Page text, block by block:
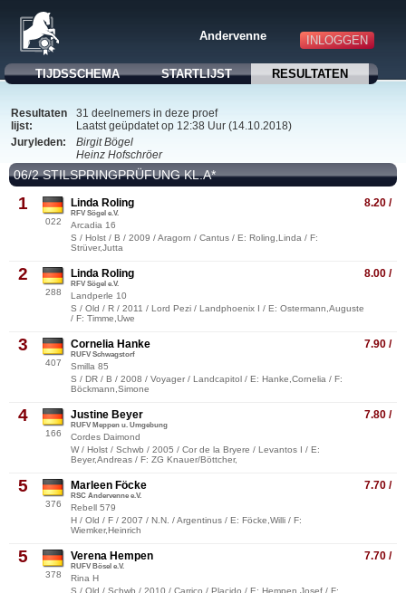
INLOGGEN
Andervenne
TIJDSSCHEMA STARTLIJST RESULTATEN
Resultaten
lijst:
31 deelnemers in deze proef
Laatst geüpdatet op 12:38 Uur (14.10.2018)
Juryleden:
Birgit Bögel
Heinz Hofschröer
06/2 STILSPRINGPRÜFUNG KL.A*
1
022
8.20 /
Linda Roling
RFV Sögel e.V.
Arcadia 16
S / Holst / B / 2009 / Aragorn / Cantus / E: Roling,Linda / F:
Strüver,Jutta
2
288
8.00 /
Linda Roling
RFV Sögel e.V.
Landperle 10
S / Old / R / 2011 / Lord Pezi / Landphoenix I / E: Ostermann,Auguste
/ F: Timme,Uwe
3
407
7.90 /
Cornelia Hanke
RUFV Schwagstorf
Smilla 85
S / DR / B / 2008 / Voyager / Landcapitol / E: Hanke,Cornelia / F:
Böckmann,Simone
4
166
7.80 /
Justine Beyer
RUFV Meppen u. Umgebung
Cordes Daimond
W / Holst / Schwb / 2005 / Cor de la Bryere / Levantos I / E:
Beyer,Andreas / F: ZG Knauer/Böttcher,
5
376
7.70 /
Marleen Föcke
RSC Andervenne e.V.
Rebell 579
H / Old / F / 2007 / N.N. / Argentinus / E: Föcke,Willi / F:
Wiemker,Heinrich
5
378
7.70 /
Verena Hempen
RUFV Bösel e.V.
Rina H
S / Old / Schwb / 2010 / Carrico / Placido / E: Hempen,Josef / F: